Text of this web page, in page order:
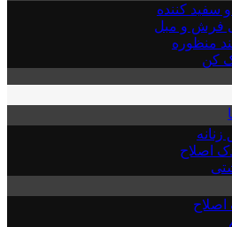
سفید کننده
فرش و مبل
منظوره
کن
اصلاح
اصلاح